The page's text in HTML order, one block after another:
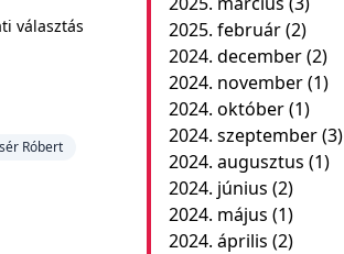
választás
Róbert
2025. február(2)
2024. december(2)
2024. november(1)
2024. október(1)
2024. szeptember(3)
2024. augusztus (1)
2024. június (2)
2024. május (1)
2024. április (2)